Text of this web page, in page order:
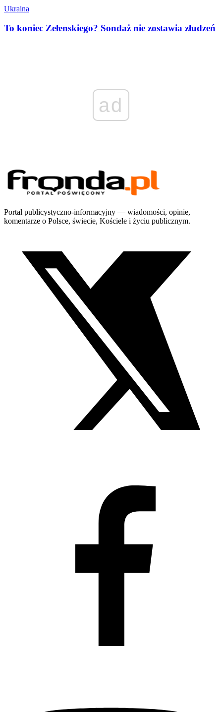
Ukraina
To koniec Zełenskiego? Sondaż nie zostawia złudzeń
ad
Portal publicystyczno-informacyjny — wiadomości, opinie,
komentarze o Polsce, świecie, Kościele i życiu publicznym.